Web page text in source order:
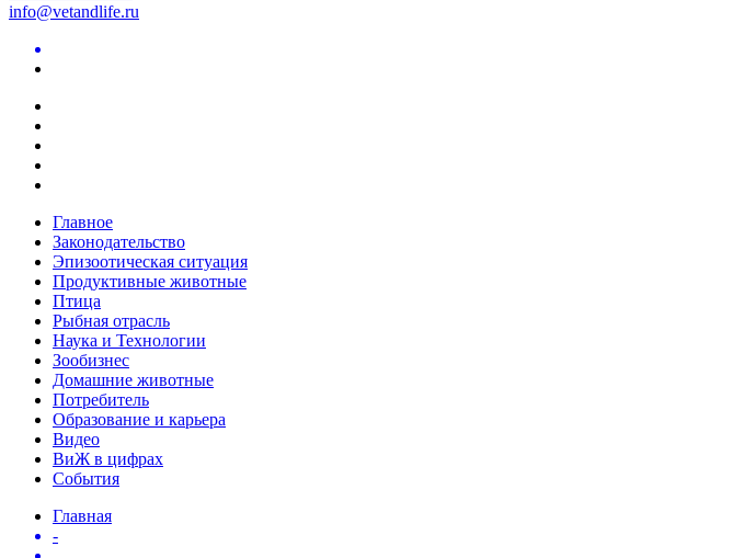
info@vetandlife.ru
Главное
Законодательство
Эпизоотическая ситуация
Продуктивные животные
Птица
Рыбная отрасль
Наука и Технологии
Зообизнес
Домашние животные
Потребитель
Образование и карьера
Видео
ВиЖ в цифрах
События
Главная
-